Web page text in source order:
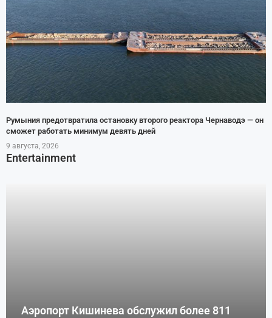
Румыния предотвратила остановку второго реактора Чернаводэ — он
сможет работать минимум девять дней
9 августа, 2026
Entertainment
Аэропорт Кишинева обслужил более 811